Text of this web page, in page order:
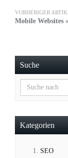
VORHERIGER
Mobile Websites
Suche
Kategorien
SEO